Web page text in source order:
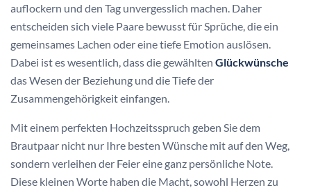
auflockern und den Tag unvergesslich machen. Daher
entscheiden sich viele Paare bewusst für Sprüche, die ein
gemeinsames Lachen oder eine tiefe Emotion auslösen.
Dabei ist es wesentlich, dass die gewählten Glückwünsche
das Wesen der Beziehung und die Tiefe der
Zusammengehörigkeit einfangen.
Mit einem perfekten Hochzeitsspruch geben Sie dem
Brautpaar nicht nur Ihre besten Wünsche mit auf den Weg,
sondern verleihen der Feier eine ganz persönliche Note.
Diese kleinen Worte haben die Macht, sowohl Herzen zu